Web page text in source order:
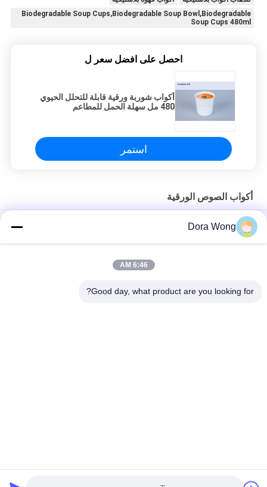
Biodegradable Soup Cups,Biodegradable Soup Bowl,Biodegradable
Soup Cups 480ml
احصل على افضل سعر ل
أكواب شوربة ورقية قابلة للتحلل الحيوي
480 مل سهلة الحمل للمطاعم
استمر
أكواب الصوص الورقية
زيهينغ 60 مل صلصة الألياف النباتية الطبيعية كوب حيوي كوب صلصة
ورقية
Dora Wong
6:46 AM
Good day, what product are you looking for?